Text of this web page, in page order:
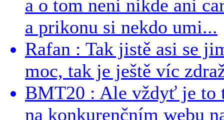
a o tom neni nikde ani
a prikonu si nekdo umi...
Rafan : Tak jistě asi se
moc, tak je ještě víc
BMT20 : Ale vždyť je to
na konkurenčním webu